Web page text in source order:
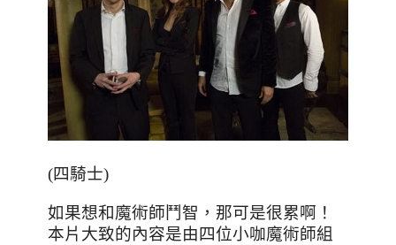
(四騎士)
如果想和魔術師鬥智 ，那可是很累啊！
本片大致的內容是由四位小咖魔術師組